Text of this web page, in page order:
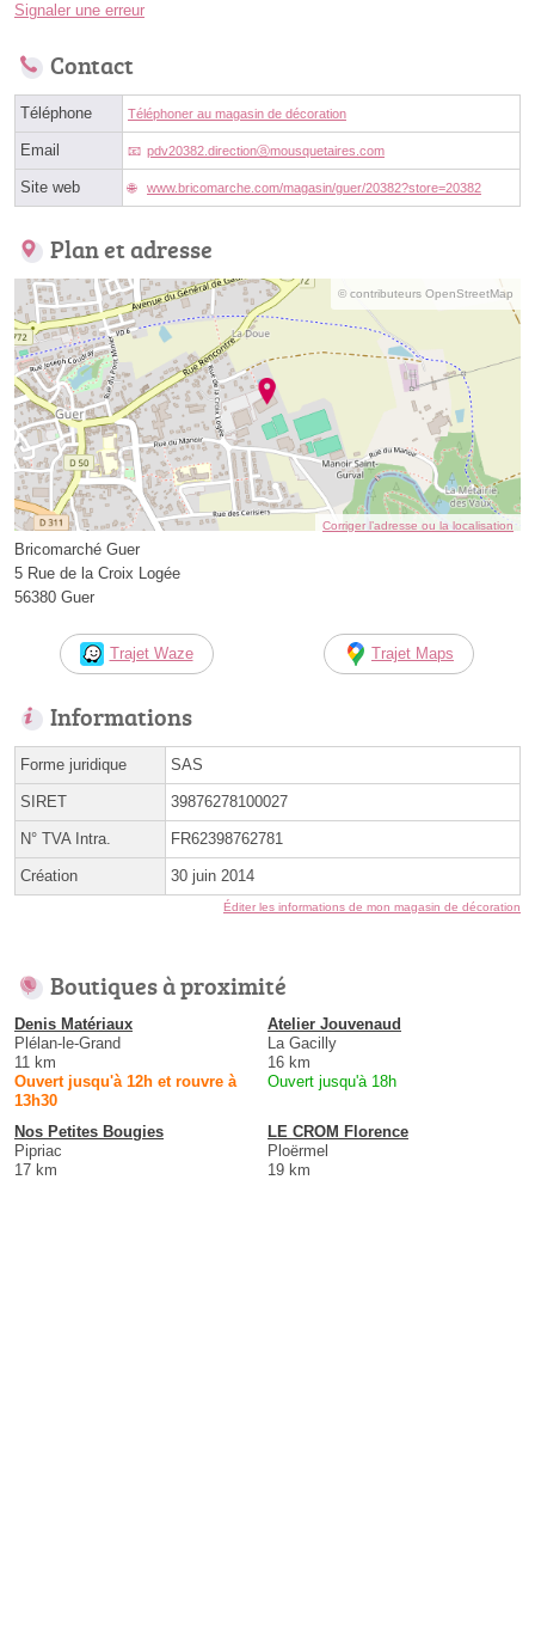
Signaler une erreur
Contact
Téléphone Téléphoner au magasin de décoration
Email pdv20382.directionⓐmousquetaires.com
Site web www.bricomarche.com/magasin/guer/20382?store=20382
Plan et adresse
© contributeurs OpenStreetMap
Corriger l’adresse ou la localisation
Bricomarché Guer
5 Rue de la Croix Logée
56380 Guer
Trajet Waze Trajet Maps
Informations
Forme juridique SAS
SIRET 39876278100027
N° TVA Intra. FR62398762781
Création 30 juin 2014
Éditer les informations de mon magasin de décoration
Boutiques à proximité
Denis Matériaux
Plélan-le-Grand
11 km
Ouvert jusqu'à 12h et rouvre à
13h30
Atelier Jouvenaud
La Gacilly
16 km
Ouvert jusqu'à 18h
Nos Petites Bougies
Pipriac
17 km
LE CROM Florence
Ploërmel
19 km